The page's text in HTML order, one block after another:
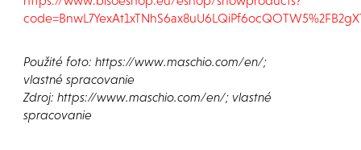
Použité foto: https://www.maschio.com/en/;
vlastné spracovanie
Zdroj: https://www.maschio.com/en/; vlastné
spracovanie